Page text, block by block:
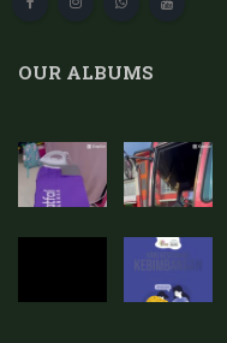
OUR ALBUMS